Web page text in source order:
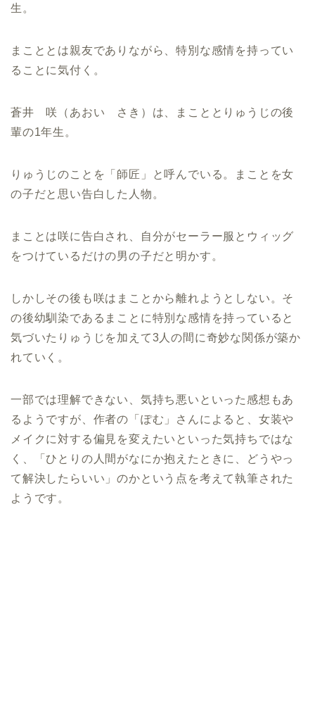
生。
まこととは親友でありながら、特別な感情を持ってい
ることに気付く。
蒼井 咲（あおい さき）は、まこととりゅうじの後
輩の1年生。
りゅうじのことを「師匠」と呼んでいる。まことを女
の子だと思い告白した人物。
まことは咲に告白され、自分がセーラー服とウィッグ
をつけているだけの男の子だと明かす。
しかしその後も咲はまことから離れようとしない。そ
の後幼馴染であるまことに特別な感情を持っていると
気づいたりゅうじを加えて3人の間に奇妙な関係が築か
れていく。
一部では理解できない、気持ち悪いといった感想もあ
るようですが、作者の「ぽむ」さんによると、女装や
メイクに対する偏見を変えたいといった気持ちではな
く、「ひとりの人間がなにか抱えたときに、どうやっ
て解決したらいい」のかという点を考えて執筆された
ようです。